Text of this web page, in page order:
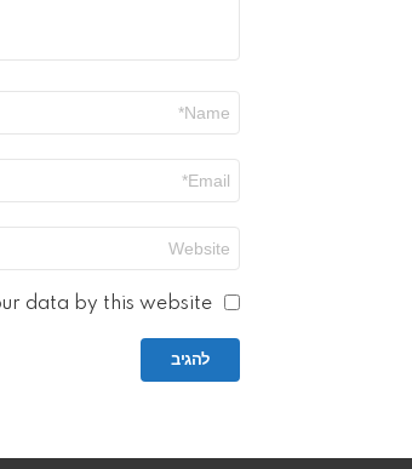
data by this website.